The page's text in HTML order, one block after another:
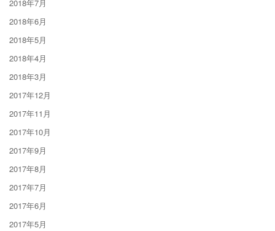
2018年7月
2018年6月
2018年5月
2018年4月
2018年3月
2017年12月
2017年11月
2017年10月
2017年9月
2017年8月
2017年7月
2017年6月
2017年5月